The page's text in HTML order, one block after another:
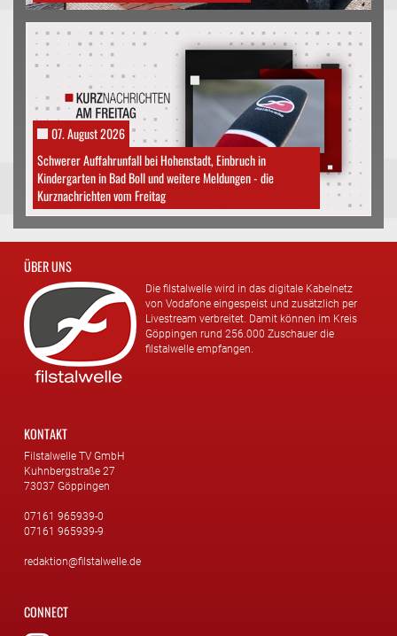
07. August 2026
Schwerer Auffahrunfall bei Hohenstadt, Einbruch in
Kindergarten in Bad Boll und weitere Meldungen - die
Kurznachrichten vom Freitag
ÜBER UNS
Die filstalwelle wird in das digitale Kabelnetz
von Vodafone eingespeist und zusätzlich per
Livestream verbreitet. Damit können im Kreis
Göppingen rund 256.000 Zuschauer die
filstalwelle empfangen.
KONTAKT
Filstalwelle TV GmbH
Kuhnbergstraße 27
73037 Göppingen
07161 965939-0
07161 965939-9
redaktion@filstalwelle.de
CONNECT